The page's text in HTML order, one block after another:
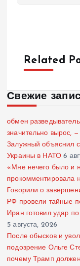
Related
Свежие
обмен
значительно вырос,
Залужный объяснил
Украины в НАТО 6
«Мне нечего было и
прокомментировала
Говорили о
РФ провели тайные
Иран готовил удар
5 августа, 2026
После обысков и
подозрение Ольге
почему Трамп